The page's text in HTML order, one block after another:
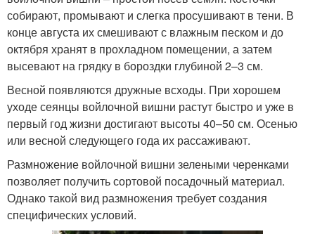
собирают, промывают и слегка просушивают в тени. В
конце августа их смешивают с влажным песком и до
октября хранят в прохладном помещении, а затем
высевают на грядку в бороздки глубиной 2–3 см.
Весной появляются дружные всходы. При хорошем
уходе сеянцы войлочной вишни растут быстро и уже в
первый год жизни достигают высоты 40–50 см. Осенью
или весной следующего года их рассаживают.
Размножение войлочной вишни зелеными черенками
позволяет получить сортовой посадочный материал.
Однако такой вид размножения требует создания
специфических условий.